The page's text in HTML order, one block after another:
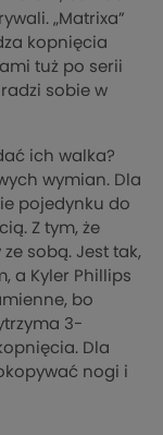
„Matrixa”
kopnięcia
tuż po serii
sobie w
ich walka?
wymian. Dla
pojedynku do
Z tym, że
sobą. Jest tak,
a Kyler Phillips
bo
3-
Dla
nogi i